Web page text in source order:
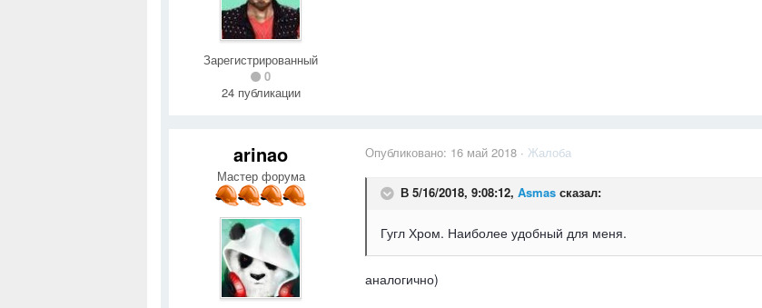
Зарегистрированный
0
24 публикации
arinao
Мастер форума
Опубликовано: 16 май 2018 · Жалоба
В 5/16/2018, 9:08:12, Asmas сказал:
Гугл Хром. Наиболее удобный для меня.
аналогично)